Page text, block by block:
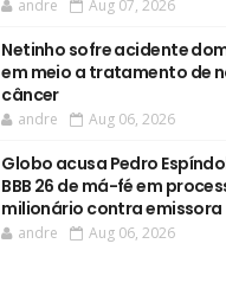
andre Aug 07, 2026
Netinho sofre acidente
em meio a tratamento de
câncer
andre Aug 06, 2026
Globo acusa Pedro
BBB 26 de má-fé em
milionário contra emissora
andre Aug 06, 2026